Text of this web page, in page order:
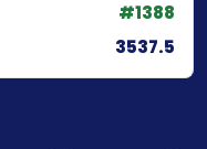
#1388
3537.5